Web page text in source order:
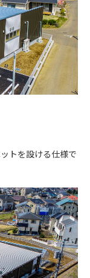
トを設ける仕様で